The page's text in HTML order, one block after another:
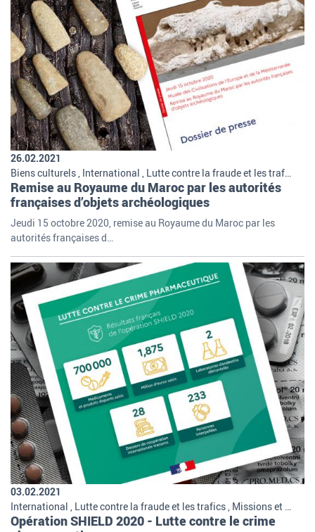
26.02.2021
Remise au Royaume du Maroc par les autorités
françaises d’objets archéologiques
Jeudi 15 octobre 2020, remise au Royaume du Maroc par les
autorités françaises d…
03.02.2021
Opération SHIELD 2020 - Lutte contre le crime